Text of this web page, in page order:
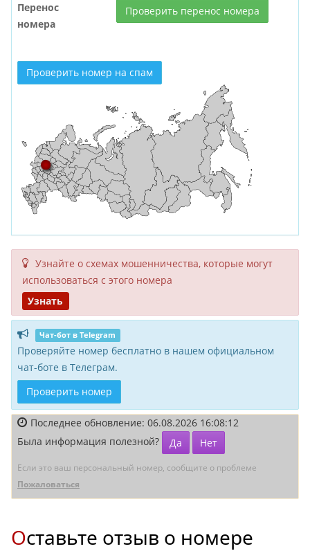
Перенос
номера
Проверить перенос номера
Проверить номер на спам
Узнайте о схемах мошенни­чества, кото­рые могут
исполь­зоваться с этого номера
Узнать
Чат-бот в Telegram
Проверяйте номер бесплатно в нашем официальном
чат-боте в Телеграм.
Проверить номер
Последнее обновление: 06.08.2026 16:08:12
Была информация полезной?
Да Нет
Если это ваш персональный номер, сообщите о проблеме
Пожаловаться
Оставьте отзыв о номере